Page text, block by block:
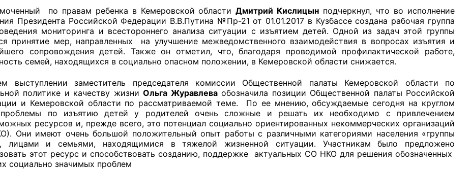
совет ОП КО
штаб
по правам ребенка в Кемеровской областиДмитрий Кислицын подчеркнул, что во исполнение
Президента Российской Федерации В.В.Путина №Пр-21 от 01.01.2017 в Кузбассе создана рабочая группа
мониторинга и всестороннего анализа ситуации с изъятием детей. Одной из задач этой группы
принятие мер, направленных на улучшение межведомственного взаимодействия в вопросах изъятия и
сопровождения детей. Также он отметил, что, благодаря проводимой профилактической работе,
семей, находящихся в социально опасном положении, в Кемеровской области снижается.
выступлении заместитель председателя комиссии Общественной палаты Кемеровской области по
политике и качеству жизниОльга Журавлеваобозначила позиции Общественной палаты Российской
и Кемеровской области по рассматриваемой теме. По ее мнению, обсуждаемые сегодня на круглом
по изъятию детей у родителей очень сложные и решать их необходимо с привлечением
ресурсов и, прежде всего, это потенциал социально ориентированных некоммерческих организаций
Они имеют очень большой положительный опыт работы с различными категориями населения «группы
лицами и семьями, находящимися в тяжелой жизненной ситуации. Участникам было предложено
этот ресурс и способствовать созданию, поддержке актуальных СО НКО для решения обозначенных
социально значимых проблем